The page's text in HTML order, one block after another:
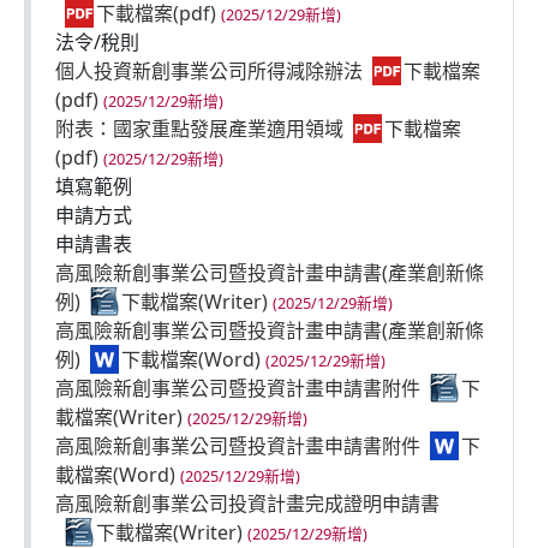
(2025/12/29新增)
法令/稅則
個人投資新創事業公司所得減除辦法
(2025/12/29新增)
附表：國家重點發展產業適用領域
(2025/12/29新增)
填寫範例
申請方式
申請書表
高風險新創事業公司暨投資計畫申請書(產業創新條
例)
(2025/12/29新增)
高風險新創事業公司暨投資計畫申請書(產業創新條
例)
(2025/12/29新增)
高風險新創事業公司暨投資計畫申請書附件
(2025/12/29新增)
高風險新創事業公司暨投資計畫申請書附件
(2025/12/29新增)
高風險新創事業公司投資計畫完成證明申請書
(2025/12/29新增)